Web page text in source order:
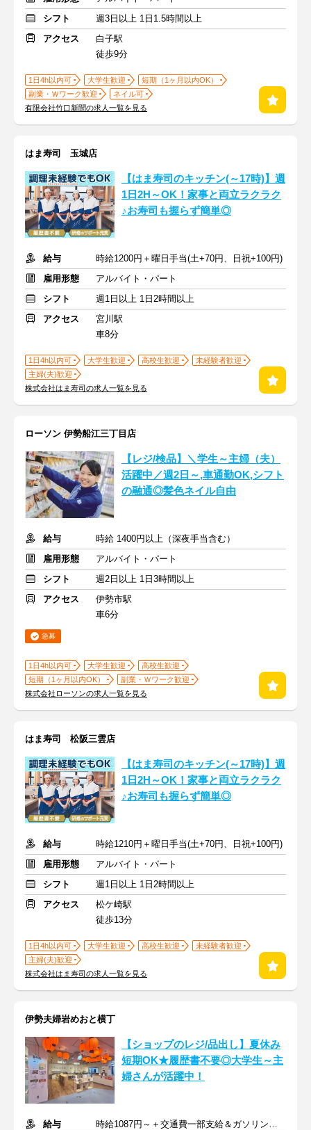
シフト
週3日以上 1日1.5時間以上
アクセス
白子駅
徒歩9分
1日4h以内可 大学生歓迎
短期（1ヶ月以内OK）
副業・Ｗワーク歓迎
ネイル可
有限会社竹口新聞の求人一覧を見る
はま寿司 玉城店
【はま寿司のキッチン(～17時)】週
1日2H～OK！家事と両立ラクラク
♪お寿司も握らず簡単◎
給与
時給1200円＋曜日手当(土+70円、日祝+100円)
雇用形態
アルバイト・パート
シフト
週1日以上 1日2時間以上
アクセス
宮川駅
車8分
1日4h以内可 大学生歓迎 高校生歓迎
未経験者歓迎
主婦(夫)歓迎
株式会社はま寿司の求人一覧を見る
ローソン 伊勢船江三丁目店
【レジ/検品】＼学生～主婦（夫）
活躍中／週2日～,車通勤OK,シフト
の融通◎髪色ネイル自由
給与
時給 1400円以上（深夜手当含む）
雇用形態
アルバイト・パート
シフト
週2日以上 1日3時間以上
アクセス
伊勢市駅
車6分
急募
1日4h以内可 大学生歓迎
高校生歓迎
短期（1ヶ月以内OK）
副業・Ｗワーク歓迎
株式会社ローソンの求人一覧を見る
はま寿司 松阪三雲店
【はま寿司のキッチン(～17時)】週
1日2H～OK！家事と両立ラクラク
♪お寿司も握らず簡単◎
給与
時給1210円＋曜日手当(土+70円、日祝+100円)
雇用形態
アルバイト・パート
シフト
週1日以上 1日2時間以上
アクセス
松ケ崎駅
徒歩13分
1日4h以内可 大学生歓迎 高校生歓迎
未経験者歓迎
主婦(夫)歓迎
株式会社はま寿司の求人一覧を見る
伊勢夫婦岩めおと横丁
【ショップのレジ/品出し】夏休み
短期OK★履歴書不要◎大学生～主
婦さんが活躍中！
給与
時給1087円～＋交通費一部支給＆ガソリン代もOK！